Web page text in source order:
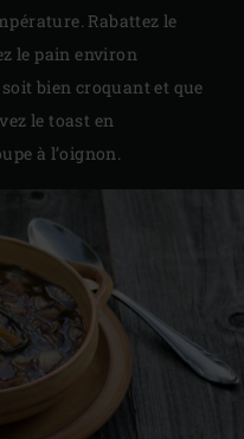
Rabattez le
le pain environ
bien croquant et que
le toast en
à l’oignon.